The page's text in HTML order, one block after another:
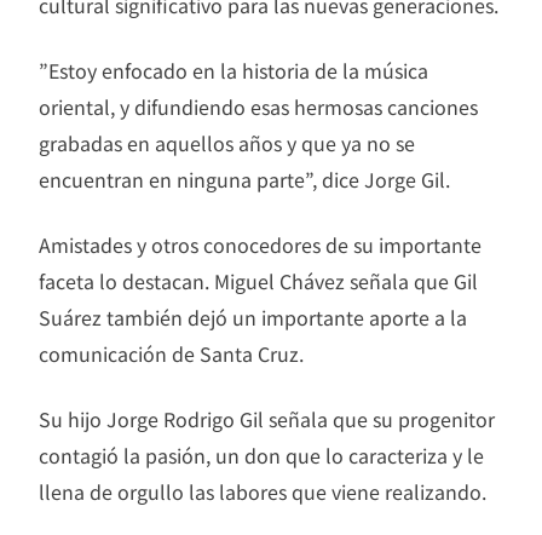
”Estoy enfocado en la historia de la música
oriental, y difundiendo esas hermosas canciones
grabadas en aquellos años y que ya no se
encuentran en ninguna parte”, dice Jorge Gil.
Amistades y otros conocedores de su importante
faceta lo destacan. Miguel Chávez señala que Gil
Suárez también dejó un importante aporte a la
comunicación de Santa Cruz.
Su hijo Jorge Rodrigo Gil señala que su progenitor
contagió la pasión, un don que lo caracteriza y le
llena de orgullo las labores que viene realizando.